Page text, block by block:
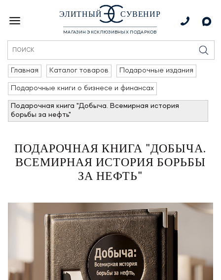
ЭЛИТНЫЙ СУВЕНИР
МАГАЗИН ЭКСКЛЮЗИВНЫХ ПОДАРКОВ
Главная Каталог товаров Подарочные издания
Подарочные книги о бизнесе и финансах
Подарочная книга "Добыча. Всемирная история
борьбы за нефть"
ПОДАРОЧНАЯ КНИГА "ДОБЫЧА.
ВСЕМИРНАЯ ИСТОРИЯ БОРЬБЫ
ЗА НЕФТЬ"